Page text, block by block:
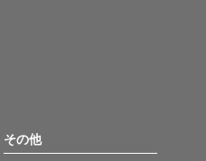
その他